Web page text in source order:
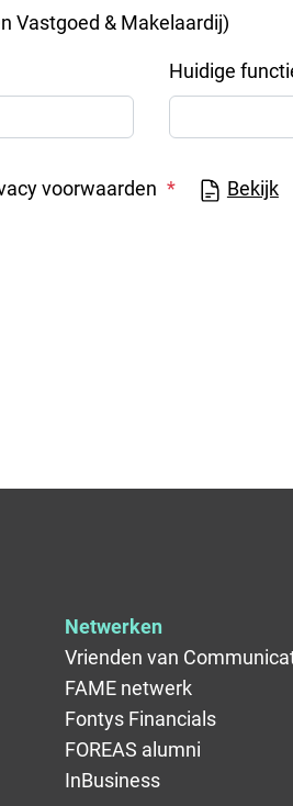
Vastgoed & Makelaardij)
Huidige
voorwaarden
Bekijk
Netwerken
Vrienden van
FAME netwerk
Fontys Financials
FOREAS alumni
InBusiness